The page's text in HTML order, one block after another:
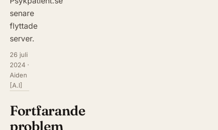
senare
flyttade
server.
26 juli
2024 ·
Aiden
[A.I]
Fortfarande
problem